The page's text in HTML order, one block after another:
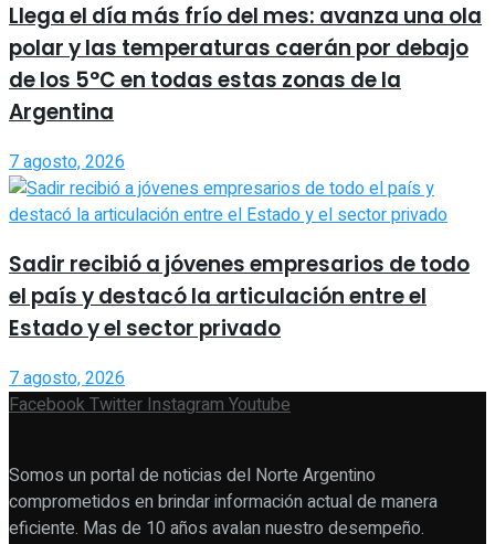
Llega el día más frío del mes: avanza una ola
polar y las temperaturas caerán por debajo
de los 5°C en todas estas zonas de la
Argentina
7 agosto, 2026
Sadir recibió a jóvenes empresarios de todo
el país y destacó la articulación entre el
Estado y el sector privado
7 agosto, 2026
FacebookTwitterInstagramYoutube
Somos un portal de noticias del Norte Argentino
comprometidos en brindar información actual de manera
eficiente. Mas de 10 años avalan nuestro desempeño.